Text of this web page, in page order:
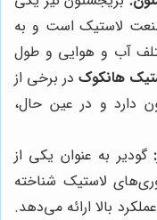
صنعت لاستیک است و به
آب و هوایی و طول
هانکوکدر برخی از
دارد و در عین حال،
گودیر به عنوان یکی از
لاستیک شناخته
بالا ارائه می‌دهد.